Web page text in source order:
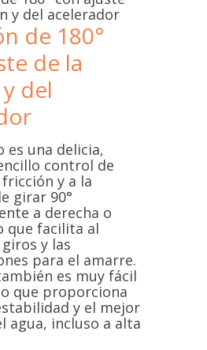
de 180°
de la
del
es una delicia,
control de
y a la
girar 90°
a derecha o
que facilita al
y las
para el amarre.
es muy fácil
que proporciona
y el mejor
agua, incluso a alta